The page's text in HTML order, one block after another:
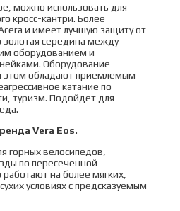
можно использовать для
кросс-кантри. Более
и имеет лучшую защиту от
золотая середина между
оборудованием и
Оборудование
этом обладают приемлемым
катание по
туризм. Подойдет для
Vera Eos.
горных велосипедов,
по пересеченной
на более мягких,
условиях с предсказуемым